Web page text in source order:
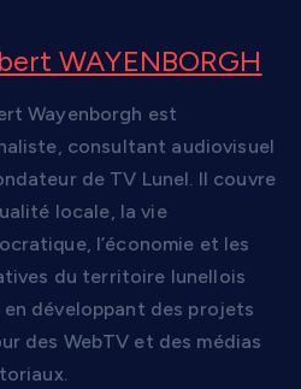
WAYENBORGH
Wayenborgh est
consultant audiovisuel
de TV Lunel. Il couvre
locale, la vie
l’économie et les
du territoire lunellois
développant des projets
des WebTV et des médias